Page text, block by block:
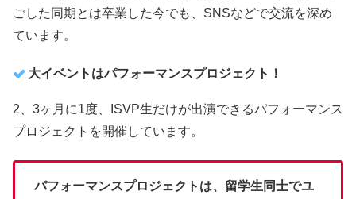
ごした同期とは卒業した今でも、SNSなどで交流を深め
ています。
大イベントはパフォーマンスプロジェクト！
2、3ヶ月に1度、ISVP生だけが出演できるパフォーマンス
プロジェクトを開催しています。
パフォーマンスプロジェクトは、留学生同士でユ